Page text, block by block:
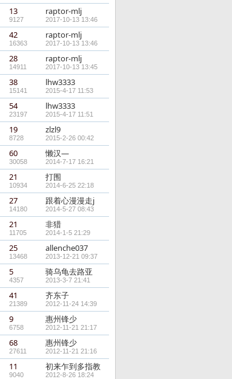
13
9127
raptor-mlj
2017-10-13 13:46
42
16363
raptor-mlj
2017-10-13 13:46
28
14911
raptor-mlj
2017-10-13 13:45
38
15141
lhw3333
2015-4-17 11:53
54
23197
lhw3333
2015-4-17 11:51
19
8728
zlzl9
2015-2-26 00:42
60
30058
懒汉—
2014-7-17 16:21
21
10934
打围
2014-6-25 22:18
27
14180
跟着心漫漫走j
2014-5-27 08:43
21
11705
非猎
2014-1-5 21:29
25
13468
allenche037
2013-12-21 09:37
5
4357
骑乌龟去路亚
2013-3-7 21:41
41
21389
齐东子
2012-11-24 14:39
9
6758
惠州锋少
2012-11-21 21:17
68
27611
惠州锋少
2012-11-21 21:16
11
9040
初来乍到多指教
2012-8-26 18:24